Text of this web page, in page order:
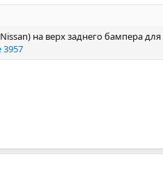
на верх заднего бампера для